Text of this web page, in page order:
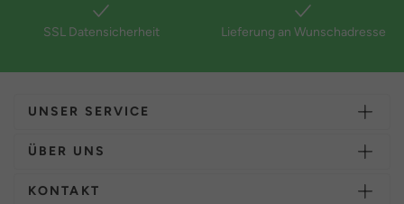
SSL Datensicherheit Lieferung an Wunschadresse
UNSER SERVICE
ÜBER UNS
KONTAKT